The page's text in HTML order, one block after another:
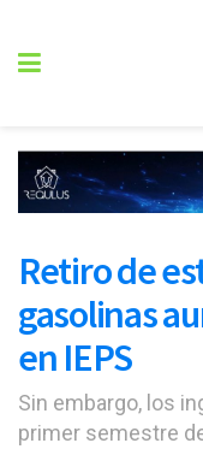
Retiro de
gasolinas
en IEPS
Sin embargo, los
primer semestre